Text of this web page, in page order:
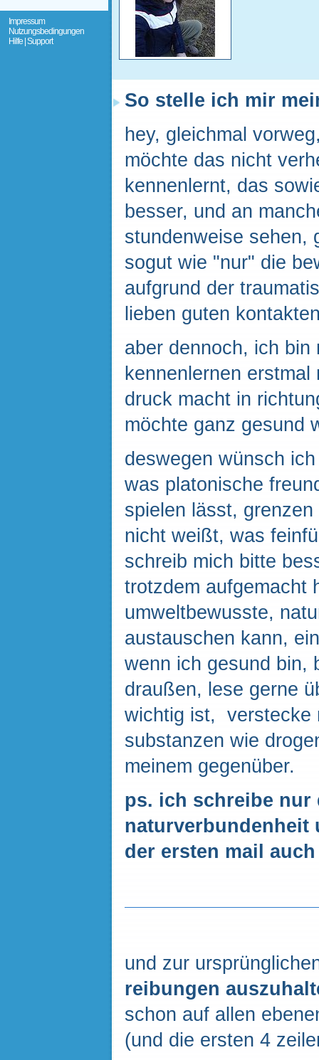
Impressum
Nutzungsbedingungen
Hilfe | Support
So stelle ich mir
hey, gleichmal
möchte das nicht
kennenlernt, das
besser, und an
stundenweise sehen,
sogut wie "nur" die
aufgrund der
lieben guten
aber dennoch, ich
kennenlernen
druck macht in
möchte ganz gesund
deswegen wünsch
was platonische
spielen lässt,
nicht weißt, was
schreib mich bitte
trotzdem aufgemacht
umweltbewusste,
austauschen kann,
wenn ich gesund bin,
draußen, lese gerne
wichtig ist, verstecke
substanzen wie
meinem gegenüber.
ps. ich schreibe nur
naturverbundenheit
der ersten mail auch
und zur
reibungen
schon auf allen
(und die ersten 4